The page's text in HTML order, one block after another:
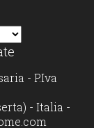
- P.Iva
- Italia -